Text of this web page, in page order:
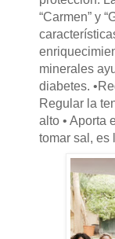
“Carmen” y
minerales
diabetes.
Regular la
alto • Aporta
tomar sal, es